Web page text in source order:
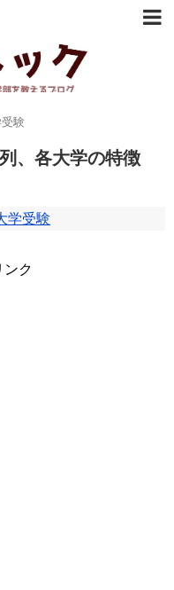
志望校選びに役立つ情報
験
、各大学の特徴
学受験
ンク